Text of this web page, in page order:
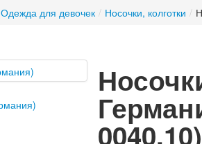
Одежда для девочек / Носочки, колготки /
0040.10)